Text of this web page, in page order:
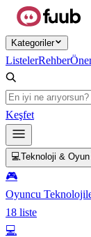
Ana içeriğe atla
Kategoriler
ListelerRehber
Keşfet
💻Teknoloji & Oyun
🎮
Oyuncu
18 liste
💻